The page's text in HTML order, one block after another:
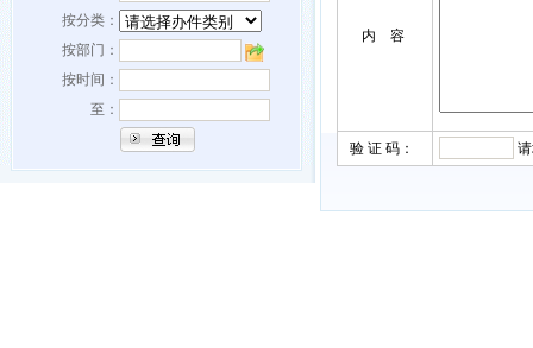
按分类：
按部门：
按时间：
至：
内 容
验 证 码：